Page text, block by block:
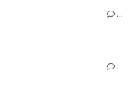
…
…